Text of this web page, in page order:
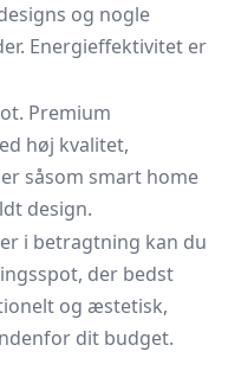
og nogle
Energieffektivitet er
Premium
høj kvalitet,
såsom smart home
design.
i betragtning kan du
der bedst
og æstetisk,
dit budget.